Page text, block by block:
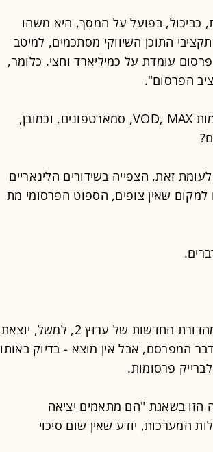
כביכול, בפועל על המסך, היא משהו
התוכן השיווקי מסתכמים, למיטב
כשעוגת הפרסום עומדת על כמיליארד וחצי. כלומר,
- אתה לא חושש שהתחזקותן של הפלטפורמות VOD, MAX, סמארטפונים, וכמובן,
הצפייה הדחויה מסתכמת ב-1%-1.5%. לעומת זאת, הצפייה בשידורים הלינאריים
למקום שאין צופים, הספוט הפרסומי מת
אין צופה טלוויזיה שלא מכיר את התופעה. מהדורת החדשות של ערוץ 2, למשל, יוצאת
המפרסם, אבל אין מוצא - בדיוק באותו
הזו בשאגת "הם מתאמים יציאה
המערכות, יודע שאין שום סיכוי